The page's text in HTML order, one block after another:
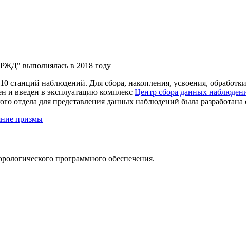
выполнялась в 2018 году
станций наблюдений. Для сбора, накопления, усвоения,
введен в эксплуатацию комплекс Центр сбора данных
отдела для представления данных наблюдений была
программного обеспечения.